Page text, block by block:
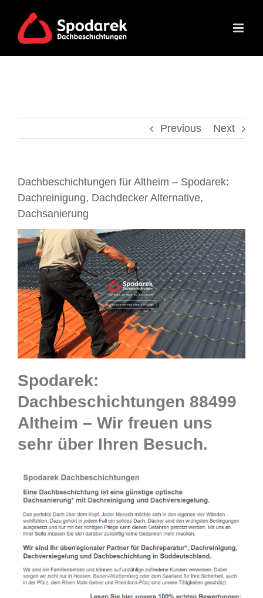
content
Previous Next
Dachbeschichtungen für Altheim – Spodarek:
Dachreinigung, Dachdecker Alternative,
Dachsanierung
Spodarek:
Dachbeschichtungen 88499
Altheim – Wir freuen uns
sehr über Ihren Besuch.